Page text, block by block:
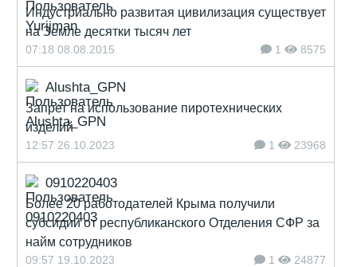
Индустриально развитая цивилизация существует
на Земле десятки тысяч лет
07:18 08.08.2015 1 8575
Alushta_GPN
Запрет на использование пиротехнических
изделий
12:57 26.10.2023 1 23968
0910220403
Более 20 работодателей Крыма получили
субсидии от республиканского Отделения СФР за
найм сотрудников
09:57 19.10.2023 1 24877